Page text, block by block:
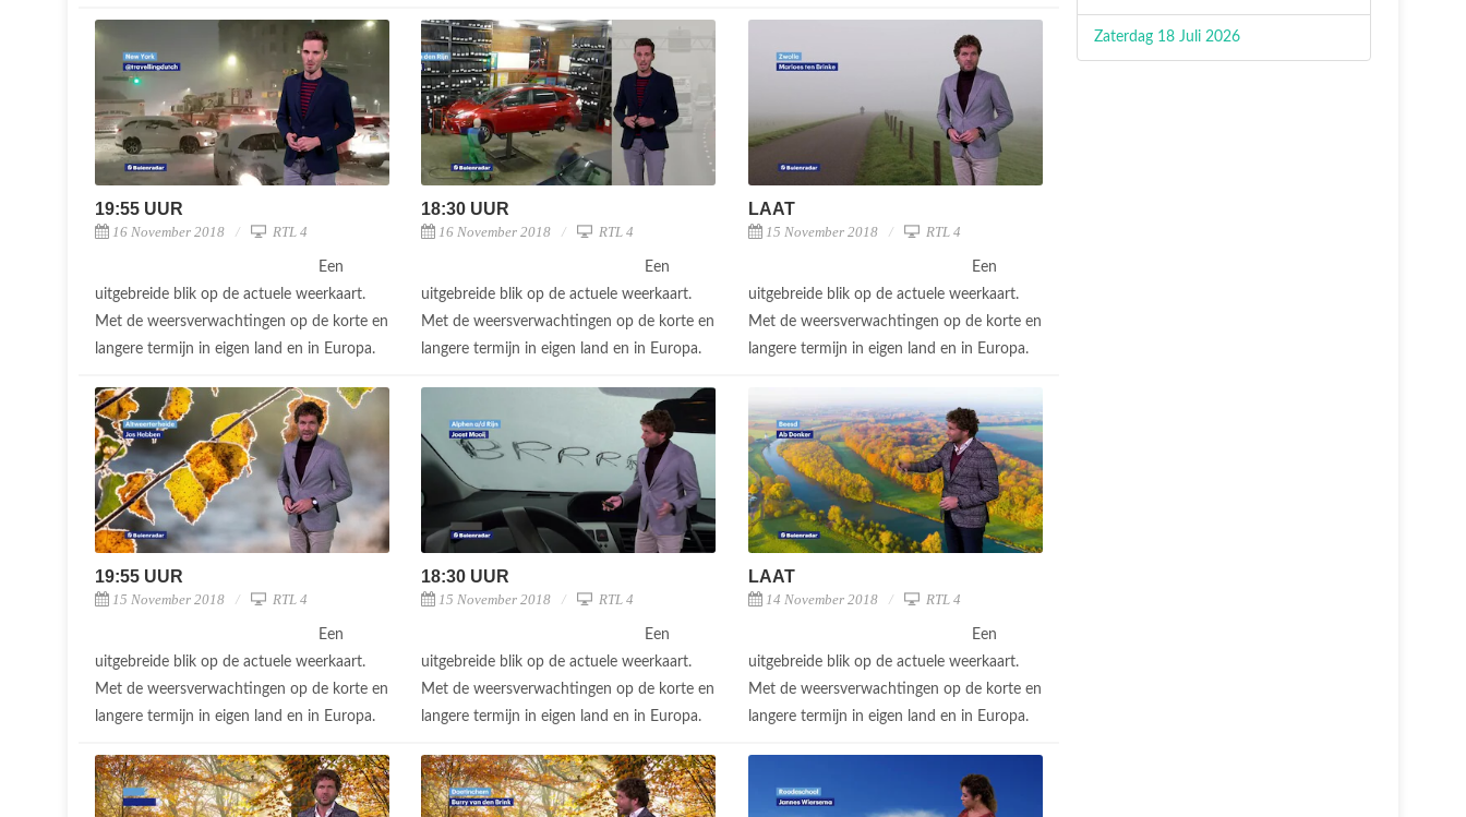
19:55 UUR
16 November 2018 RTL 4
Een
uitgebreide blik op de actuele weerkaart.
Met de weersverwachtingen op de korte en
langere termijn in eigen land en in Europa.
18:30 UUR
16 November 2018 RTL 4
Een
uitgebreide blik op de actuele weerkaart.
Met de weersverwachtingen op de korte en
langere termijn in eigen land en in Europa.
LAAT
15 November 2018 RTL 4
Een
uitgebreide blik op de actuele weerkaart.
Met de weersverwachtingen op de korte en
langere termijn in eigen land en in Europa.
19:55 UUR
15 November 2018 RTL 4
Een
uitgebreide blik op de actuele weerkaart.
Met de weersverwachtingen op de korte en
langere termijn in eigen land en in Europa.
18:30 UUR
15 November 2018 RTL 4
Een
uitgebreide blik op de actuele weerkaart.
Met de weersverwachtingen op de korte en
langere termijn in eigen land en in Europa.
LAAT
14 November 2018 RTL 4
Een
uitgebreide blik op de actuele weerkaart.
Met de weersverwachtingen op de korte en
langere termijn in eigen land en in Europa.
Zaterdag 18 Juli 2026